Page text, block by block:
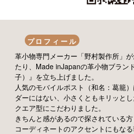
プロフィール
革小物専門メーカー「野村製作所」
たり、Made inJapanの革小物ブラン
子）』を立ち上げました。
人気のモバイルポスト（和名：葛籠
ダーにはない、小さくともキリッと
クエア型にこだわりました。
きちんと感があるので探されている方
コーディネートのアクセントにもなる